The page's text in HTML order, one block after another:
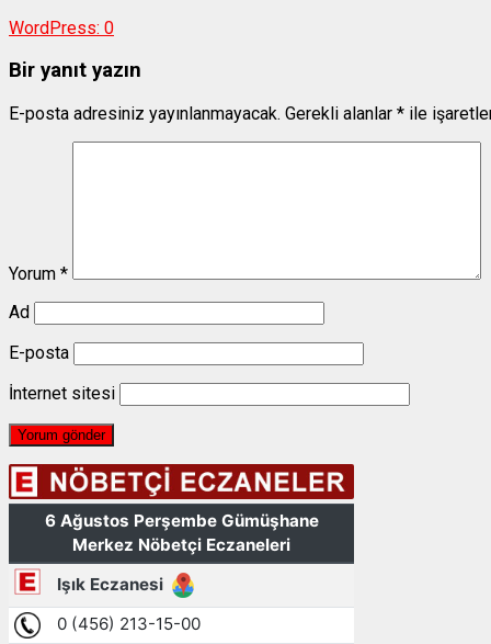
WordPress: 0
Bir yanıt yazın
E-posta adresiniz yayınlanmayacak. Gerekli alanlar * ile
Yorum *
Ad
E-posta
İnternet sitesi